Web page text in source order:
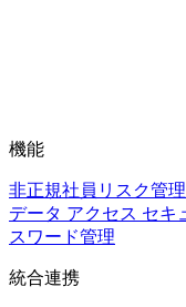
機能
非正規社員リスク管理
データ アクセス セキ
スワード管理
統合連携